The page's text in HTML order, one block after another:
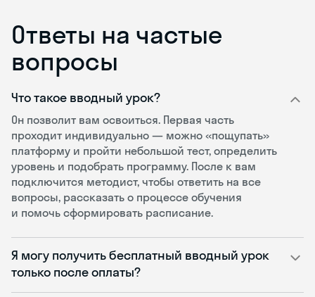
Ответы на частые
вопросы
Что такое вводный урок?
Он позволит вам освоиться. Первая часть
проходит индивидуально — можно «пощупать»
платформу и пройти небольшой тест, определить
уровень и подобрать программу. После к вам
подключится методист, чтобы ответить на все
вопросы, рассказать о процессе обучения
и помочь сформировать расписание.
Я могу получить бесплатный вводный урок
только после оплаты?